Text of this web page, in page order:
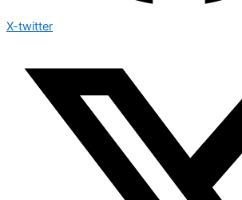
X-twitter